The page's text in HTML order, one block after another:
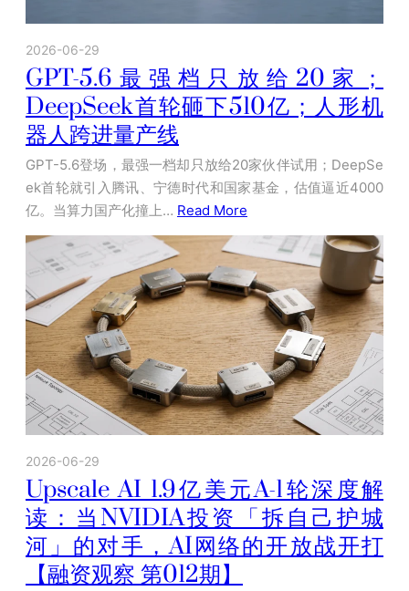
2026-06-29
GPT-5.6最强档只放给20家；
DeepSeek首轮砸下510亿；人形机
器人跨进量产线
GPT-5.6登场，最强一档却只放给20家伙伴试用；DeepSe
ek首轮就引入腾讯、宁德时代和国家基金，估值逼近4000
亿。当算力国产化撞上… Read More
2026-06-29
Upscale AI 1.9亿美元A-1轮深度解
读：当NVIDIA投资「拆自己护城
河」的对手，AI网络的开放战开打
【融资观察 第012期】